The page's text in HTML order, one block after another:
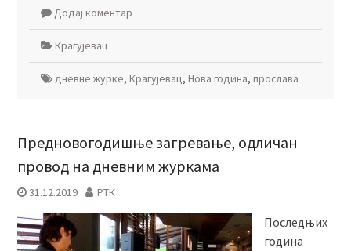
Додај коментар
Крагујевац
дневне журке, Крагујевац, Нова година, прослава
Предновогодишње загревање, одличан
провод на дневним журкама
31.12.2019 РТК
Последњих
година